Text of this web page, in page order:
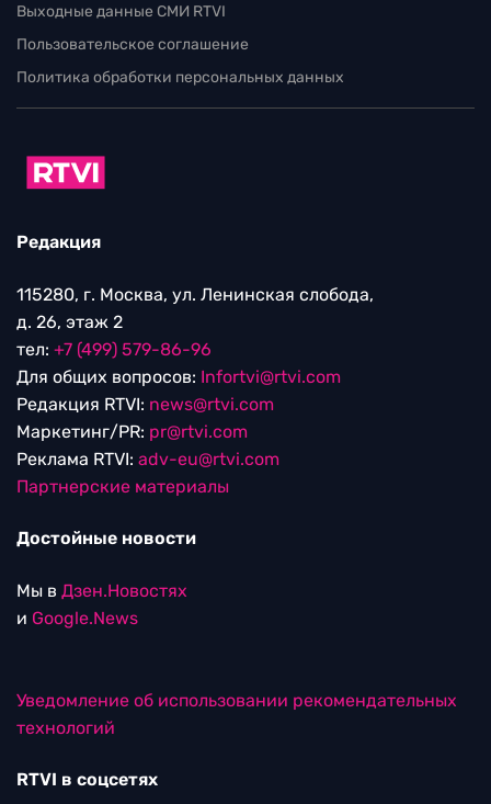
Выходные данные СМИ RTVI
Пользовательское соглашение
Политика обработки персональных данных
Редакция
115280, г. Москва, ул. Ленинская слобода,
д. 26, этаж 2
тел: +7 (499) 579-86-96
Для общих вопросов: Infortvi@rtvi.com
Редакция RTVI: news@rtvi.com
Маркетинг/PR: pr@rtvi.com
Реклама RTVI: adv-eu@rtvi.com
Партнерские материалы
Достойные новости
Мы в Дзен.Новостях
и Google.News
Уведомление об использовании рекомендательных
технологий
RTVI в соцсетях